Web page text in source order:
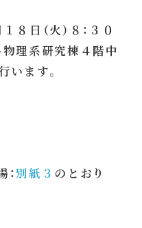
日（火）８：３０
理系研究棟４階中
います。
別紙３ のとおり